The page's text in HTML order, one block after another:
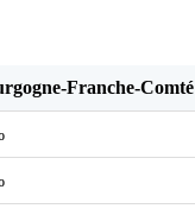
Franche-Comté